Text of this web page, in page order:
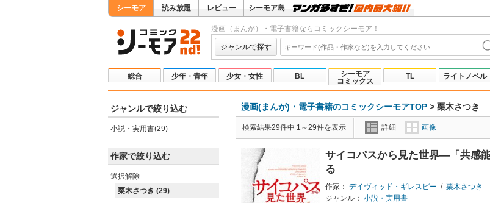
シーモア 読み放題 レビュー シーモア島
漫画（まんが）・電子書籍ならコミックシーモア！
ジャンルで探す
総合 少年・青年 少女・女性 BL
シーモア
コミックス
TL ライトノベル
ジャンルで絞り込む
小説・実用書(29)
作家で絞り込む
選択解除
栗木さつき (29)
漫画(まんが)・電子書籍のコミックシーモアTOP > 栗木さつき
検索結果29件中 1～29件を表示 詳細 画像
サイコパスから見た世界―「共感
る
作家： デイヴィッド・ギレスピー / 栗木さつき
ジャンル： 小説・実用書